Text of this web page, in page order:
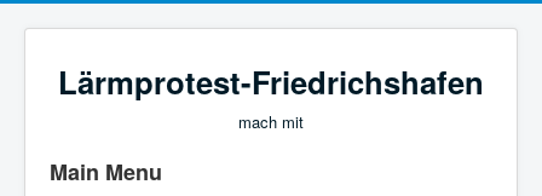
Lärmprotest-Friedrichshafen
mach mit
Main Menu